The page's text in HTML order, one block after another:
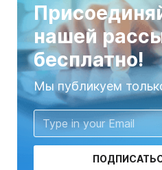
нашей
бесплатно!
Мы публикуем